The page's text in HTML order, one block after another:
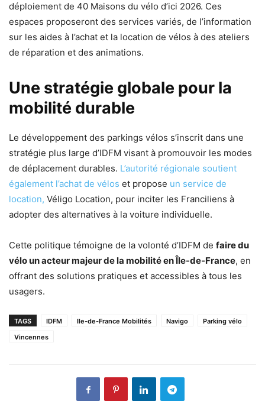
déploiement de 40 Maisons du vélo d’ici 2026. Ces
espaces proposeront des services variés, de l’information
sur les aides à l’achat et la location de vélos à des ateliers
de réparation et des animations.
Une stratégie globale pour la
mobilité durable
Le développement des parkings vélos s’inscrit dans une
stratégie plus large d’IDFM visant à promouvoir les modes
de déplacement durables. L’autorité régionale soutient
également l’achat de vélos et propose un service de
location, Véligo Location, pour inciter les Franciliens à
adopter des alternatives à la voiture individuelle.
Cette politique témoigne de la volonté d’IDFM de faire du
vélo un acteur majeur de la mobilité en Île-de-France, en
offrant des solutions pratiques et accessibles à tous les
usagers.
TAGS IDFM Ile-de-France Mobilités Navigo
Parking vélo
Vincennes